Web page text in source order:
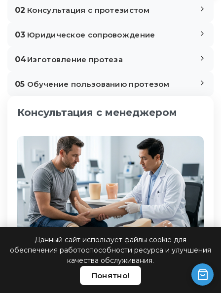
02 Консультация с протезистом
03 Юридическое сопровождение
04Изготовление протеза
05 Обучение пользованию протезом
Консультация с менеджером
Обращаясь в наш центр, вы получаете полную
поддержку. Мы определяем стратегию
Данный сайт использует файлы cookie для
обеспечения работоспособности ресурса и улучшения
качества обслуживания.
Понятно!